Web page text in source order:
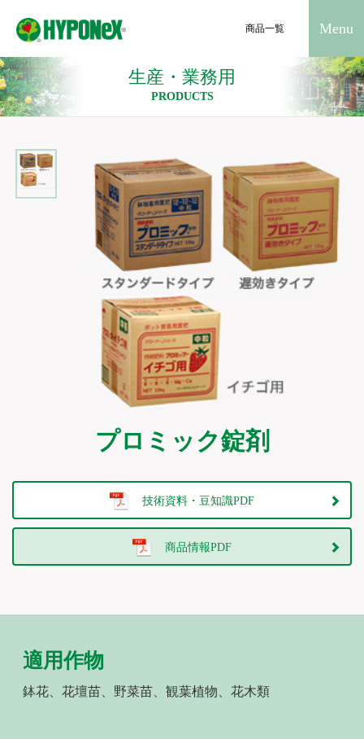
商品一覧 Menu
生産・業務用
PRODUCTS
プロミック錠剤
技術資料・豆知識PDF
商品情報PDF
適用作物
鉢花、花壇苗、野菜苗、観葉植物、花木類